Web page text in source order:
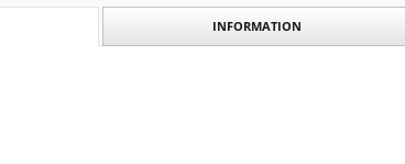
INFORMATION